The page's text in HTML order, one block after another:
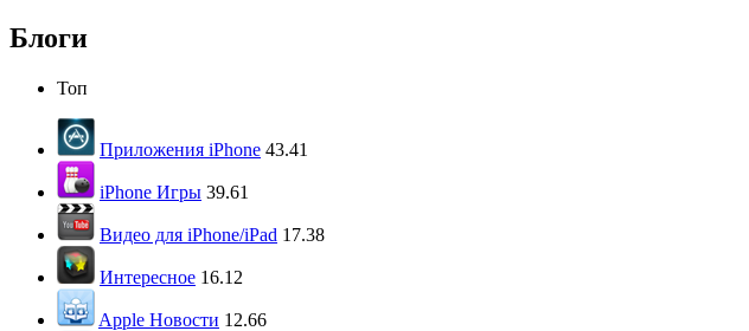
Блоги
Топ
Приложения iPhone 43.41
iPhone Игры 39.61
Видео для iPhone/iPad 17.38
Интересное 16.12
Apple Новости 12.66